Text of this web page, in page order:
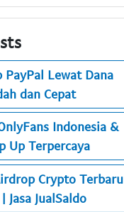
PayPal Lewat Dana
dan Cepat
Indonesia &
Up Terpercaya
Crypto Terbaru
Jasa JualSaldo